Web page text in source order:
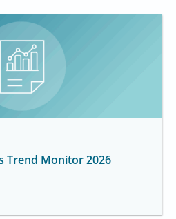
Trend Monitor 2026